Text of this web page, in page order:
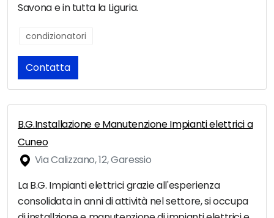
Savona e in tutta la Liguria.
condizionatori
Contatta
B.G.Installazione e Manutenzione Impianti elettrici a
Cuneo
Via Calizzano, 12, Garessio
La B.G. Impianti elettrici grazie all'esperienza
consolidata in anni di attività nel settore, si occupa